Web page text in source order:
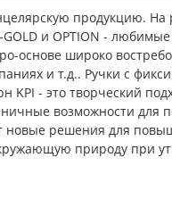
продукцию. На
и OPTION -
основе широко
и т.д.. Ручки с
KPI - это творческий
возможности для
решения для
природу при